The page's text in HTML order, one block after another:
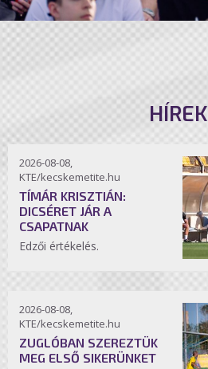
HÍREK
2026-08-08,
KTE/kecskemetite.hu
TÍMÁR KRISZTIÁN:
DICSÉRET JÁR A
CSAPATNAK
Edzői értékelés.
2026-08-08,
KTE/kecskemetite.hu
ZUGLÓBAN SZEREZTÜK
MEG ELSŐ SIKERÜNKET